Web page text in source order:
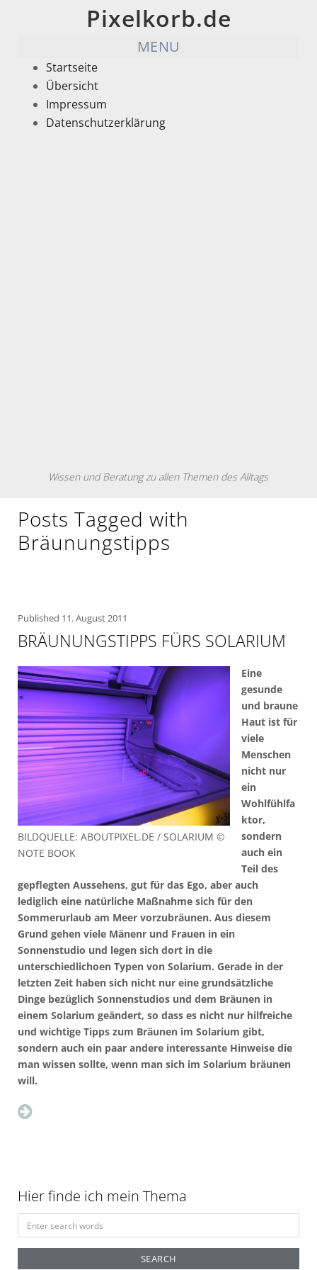
Pixelkorb.de
MENU
Startseite
Übersicht
Impressum
Datenschutzerklärung
Wissen und Beratung zu allen Themen des Alltags
Posts Tagged with
Bräunungstipps
Published 11. August 2011
BRÄUNUNGSTIPPS FÜRS SOLARIUM
BILDQUELLE: ABOUTPIXEL.DE / SOLARIUM ©
NOTE BOOK
Eine
gesunde
und braune
Haut ist für
viele
Menschen
nicht nur
ein
Wohlfühlfa
ktor,
sondern
auch ein
Teil des
gepflegten Aussehens, gut für das Ego, aber auch
lediglich eine natürliche Maßnahme sich für den
Sommerurlaub am Meer vorzubräunen. Aus diesem
Grund gehen viele Mänenr und Frauen in ein
Sonnenstudio und legen sich dort in die
unterschiedlichoen Typen von Solarium. Gerade in der
letzten Zeit haben sich nicht nur eine grundsätzliche
Dinge bezüglich Sonnenstudios und dem Bräunen in
einem Solarium geändert, so dass es nicht nur hilfreiche
und wichtige Tipps zum Bräunen im Solarium gibt,
sondern auch ein paar andere interessante Hinweise die
man wissen sollte, wenn man sich im Solarium bräunen
will.
Hier finde ich mein Thema
e